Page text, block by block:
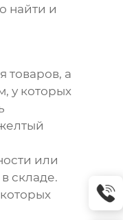
найти и
товаров, а
у которых
или
складе.